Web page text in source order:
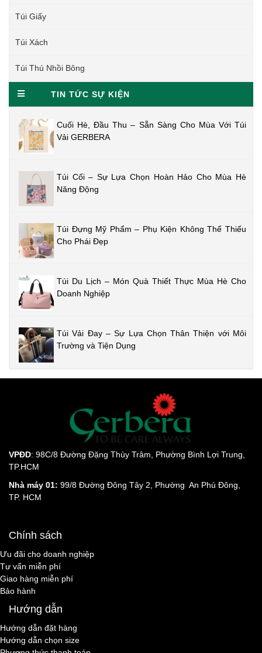
Túi Giấy
Túi Xách
Túi Thú Nhồi Bông
TIN TỨC SỰ KIỆN
Cuối Hè, Đầu Thu – Sẵn Sàng Cho Mùa Với Túi
Vải GERBERA
Túi Cối – Sự Lựa Chọn Hoàn Hảo Cho Mùa Hè
Năng Động
Túi Đựng Mỹ Phẩm – Phụ Kiện Không Thể Thiếu
Cho Phái Đẹp
Túi Du Lịch – Món Quà Thiết Thực Mùa Hè Cho
Doanh Nghiệp
Túi Vải Đay – Sự Lựa Chọn Thân Thiện với Môi
Trường và Tiện Dụng
VPĐD: 98C/8 Đường Đặng Thùy Trâm, Phường Bình Lợi Trung,
TP.HCM
Nhà máy 01: 99/8 Đường Đông Tây 2, Phường An Phú Đông,
TP. HCM
Chính sách
Ưu đãi cho doanh nghiệp
Tư vấn miễn phí
Giao hàng miễn phí
Bảo hành
Hướng dẫn
Hướng dẫn đặt hàng
Hướng dẫn chọn size